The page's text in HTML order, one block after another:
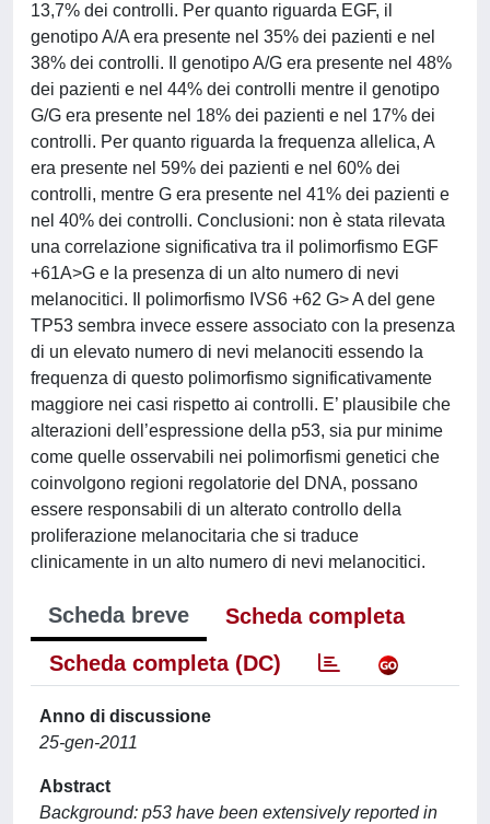
13,7% dei controlli. Per quanto riguarda EGF, il
genotipo A/A era presente nel 35% dei pazienti e nel
38% dei controlli. Il genotipo A/G era presente nel 48%
dei pazienti e nel 44% dei controlli mentre il genotipo
G/G era presente nel 18% dei pazienti e nel 17% dei
controlli. Per quanto riguarda la frequenza allelica, A
era presente nel 59% dei pazienti e nel 60% dei
controlli, mentre G era presente nel 41% dei pazienti e
nel 40% dei controlli. Conclusioni: non è stata rilevata
una correlazione significativa tra il polimorfismo EGF
+61A>G e la presenza di un alto numero di nevi
melanocitici. Il polimorfismo IVS6 +62 G> A del gene
TP53 sembra invece essere associato con la presenza
di un elevato numero di nevi melanociti essendo la
frequenza di questo polimorfismo significativamente
maggiore nei casi rispetto ai controlli. E’ plausibile che
alterazioni dell’espressione della p53, sia pur minime
come quelle osservabili nei polimorfismi genetici che
coinvolgono regioni regolatorie del DNA, possano
essere responsabili di un alterato controllo della
proliferazione melanocitaria che si traduce
clinicamente in un alto numero di nevi melanocitici.
Scheda breve
Scheda completa
Scheda completa (DC)
Anno di discussione
25-gen-2011
Abstract
Background: p53 have been extensively reported in